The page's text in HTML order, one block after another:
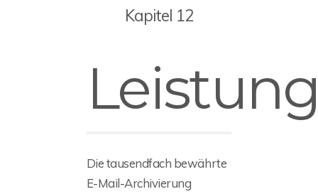
Kapitel 12
Die tausendfach bewährte
E-Mail-Archivierung